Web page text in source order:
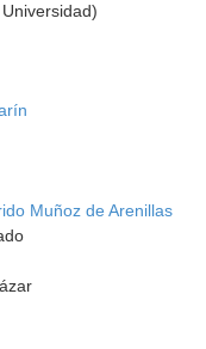
Muñoz de Arenillas